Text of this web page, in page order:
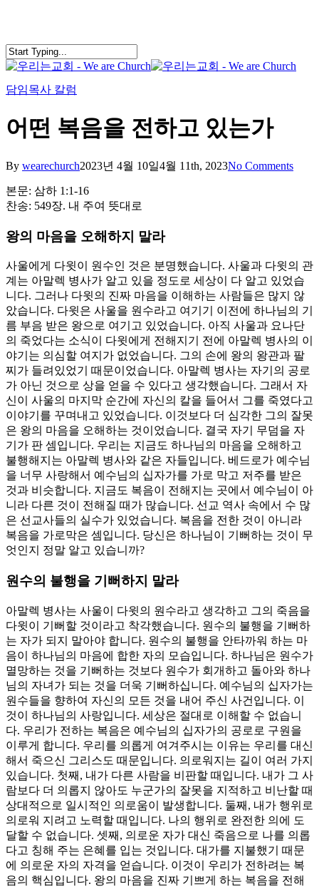
content
담임목사 칼럼
어떤 복음을 전하고 있는가
By wearechurch2023년 4월 10일4월 11th, 2023No Comments
본문: 삼하 1:1-16
찬송: 549장. 내 주여 뜻대로
왕의 마음을 오해하지 말라
사울에게 다윗이 원수인 것은 분명했습니다. 사울과 다윗의 관
계는 아말렉 병사가 알고 있을 정도로 세상이 다 알고 있었습
니다. 그러나 다윗의 진짜 마음을 이해하는 사람들은 많지 않
았습니다. 다윗은 사울을 원수라고 여기기 이전에 하나님의 기
름 부음 받은 왕으로 여기고 있었습니다. 아직 사울과 요나단
의 죽었다는 소식이 다윗에게 전해지기 전에 아말렉 병사의 이
야기는 의심할 여지가 없었습니다. 그의 손에 왕의 왕관과 팔
찌가 들려있었기 때문이었습니다. 아말렉 병사는 자기의 공로
가 아닌 것으로 상을 얻을 수 있다고 생각했습니다. 그래서 자
신이 사울의 마지막 순간에 자신의 칼을 들어서 그를 죽였다고
이야기를 꾸며내고 있었습니다. 이것보다 더 심각한 그의 잘못
은 왕의 마음을 오해하는 것이었습니다. 결국 자기 무덤을 자
기가 판 셈입니다. 우리는 지금도 하나님의 마음을 오해하고
불행해지는 아말렉 병사와 같은 자들입니다. 베드로가 예수님
을 너무 사랑해서 예수님의 십자가를 가로 막고 저주를 받은
것과 비슷합니다. 지금도 복음이 전해지는 곳에서 예수님이 아
니라 다른 것이 전해질 때가 많습니다. 선교 역사 속에서 수 많
은 선교사들의 실수가 있었습니다. 복음을 전한 것이 아니라
복음을 가로막은 셈입니다. 당신은 하나님이 기뻐하는 것이 무
엇인지 정말 알고 있습니까?
원수의 불행을 기뻐하지 말라
아말렉 병사는 사울이 다윗의 원수라고 생각하고 그의 죽음을
다윗이 기뻐할 것이라고 착각했습니다. 원수의 불행을 기뻐하
는 자가 되지 말아야 합니다. 원수의 불행을 안타까워 하는 마
음이 하나님의 마음에 합한 자의 모습입니다. 하나님은 원수가
멸망하는 것을 기뻐하는 것보다 원수가 회개하고 돌아와 하나
님의 자녀가 되는 것을 더욱 기뻐하십니다. 예수님의 십자가는
원수들을 향하여 자신의 모든 것을 내어 주신 사건입니다. 이
것이 하나님의 사랑입니다. 세상은 절대로 이해할 수 없습니
다. 우리가 전하는 복음은 예수님의 십자가의 공로로 구원을
이루게 합니다. 우리를 의롭게 여겨주시는 이유는 우리를 대신
해서 죽으신 그리스도 때문입니다. 의로워지는 길이 여러 가지
있습니다. 첫째, 내가 다른 사람을 비판할 때입니다. 내가 그 사
람보다 더 의롭지 않아도 누군가의 잘못을 지적하고 비난할 때
상대적으로 일시적인 의로움이 발생합니다. 둘째, 내가 행위로
의로워 지려고 노력할 때입니다. 나의 행위로 완전한 의에 도
달할 수 없습니다. 셋째, 의로운 자가 대신 죽음으로 나를 의롭
다고 칭해 주는 은혜를 입는 것입니다. 대가를 지불했기 때문
에 의로운 자의 자격을 얻습니다. 이것이 우리가 전하려는 복
음의 핵심입니다. 왕의 마음을 진짜 기쁘게 하는 복음을 전해